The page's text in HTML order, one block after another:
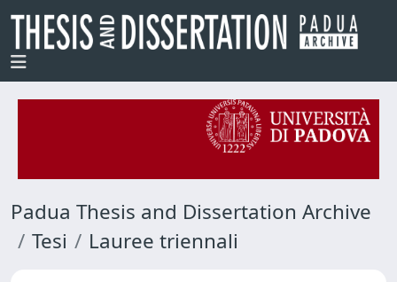
Padua Thesis and Dissertation Archive
Tesi
Lauree triennali